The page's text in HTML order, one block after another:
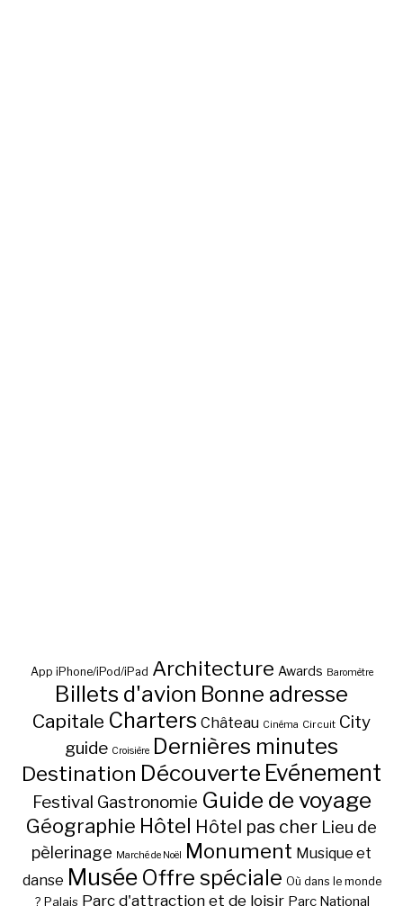
App iPhone/iPod/iPad Architecture Awards Baromètre
Billets d'avion Bonne adresse
Capitale Charters Château Cinéma Circuit City
guide Croisière Dernières minutes
Destination Découverte Evénement
Festival Gastronomie Guide de voyage
Géographie Hôtel Hôtel pas cher Lieu de
pèlerinage Marché de Noël Monument Musique et
danse Musée Offre spéciale Où dans le monde
? Palais Parc d'attraction et de loisir Parc National